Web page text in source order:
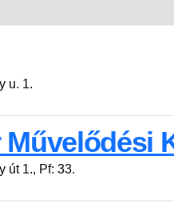
u. 1.
Művelődési
út 1., Pf: 33.